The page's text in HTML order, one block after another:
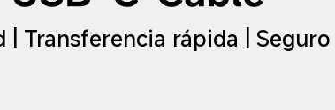
Transferencia rápida |